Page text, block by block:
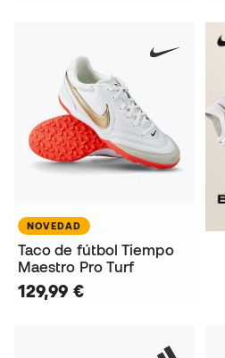
NOVEDAD
Taco de fútbol Tiempo
Maestro Pro Turf
129,99 €